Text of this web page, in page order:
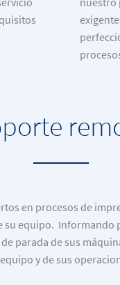
en procesos de
equipo. Informando
parada de sus
y de sus